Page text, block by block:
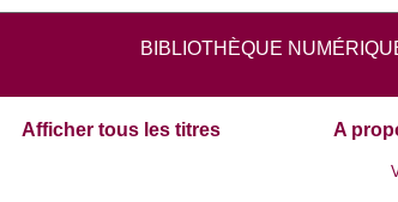
BIBLIOTHÈQUE
Afficher tous les titres A